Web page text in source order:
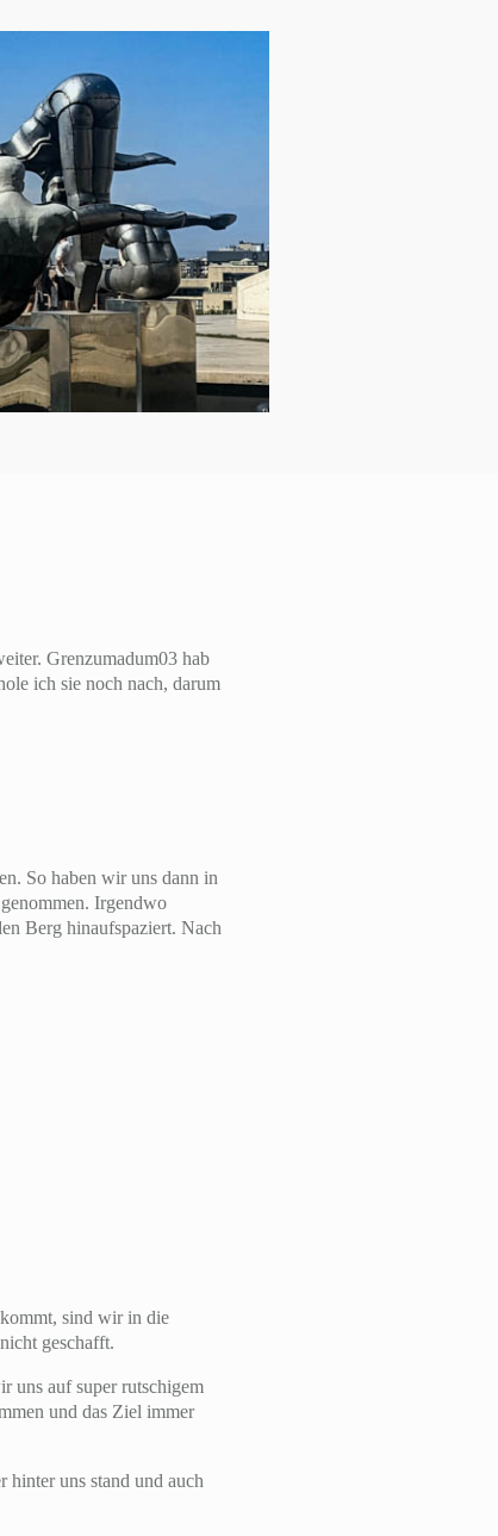
Grenzumadum03 hab
ich sie noch nach, darum
So haben wir uns dann in
Irgendwo
Berg hinaufspaziert. Nach
sind wir in die
geschafft.
uns auf super rutschigem
und das Ziel immer
uns stand und auch